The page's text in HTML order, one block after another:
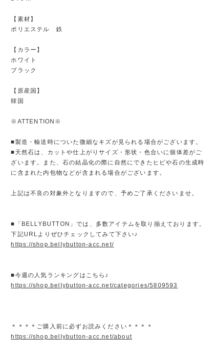
【素材】
ポリエステル 鉄
【カラー】
ホワイト
ブラック
【原産国】
韓国
※ATTENTION※
■製造・輸送時についた微細なキズが見られる場合がございます。
■天然石は、カットや仕上がりサイズ・形状・色合いに個体差がご
ざいます。また、石の結晶化の際に自然にできたヒビや石の生成時
に含まれた内包物などが含まれる場合がございます。
上記は不良の対象外となりますので、予めご了承くださいませ。
■「BELLYBUTTON」では、多数アイテムを取り揃えております。
下記URLよりぜひチェックしてみて下さい♪
https://shop.bellybutton-acc.net/
■今週の人気ランキングはこちら♪
https://shop.bellybutton-acc.net/categories/5809593
＊＊＊＊ご購入前に必ずお読みください＊＊＊＊
https://shop.bellybutton-acc.net/about